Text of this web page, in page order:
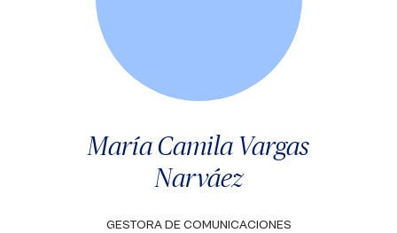
María Camila Vargas
Narváez
GESTORA DE COMUNICACIONES